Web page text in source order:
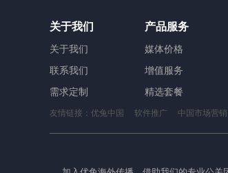
关于我们
关于我们
联系我们
需求定制
产品服务
媒体价格
增值服务
精选套餐
友情链接： 优兔中国 软件推广 中国市场营销